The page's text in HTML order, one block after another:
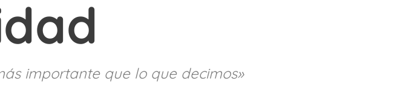
importante que lo que decimos»